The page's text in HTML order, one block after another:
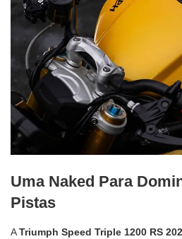
Uma Naked Para
Pistas
ATriumph Speed Triple 1200 RS